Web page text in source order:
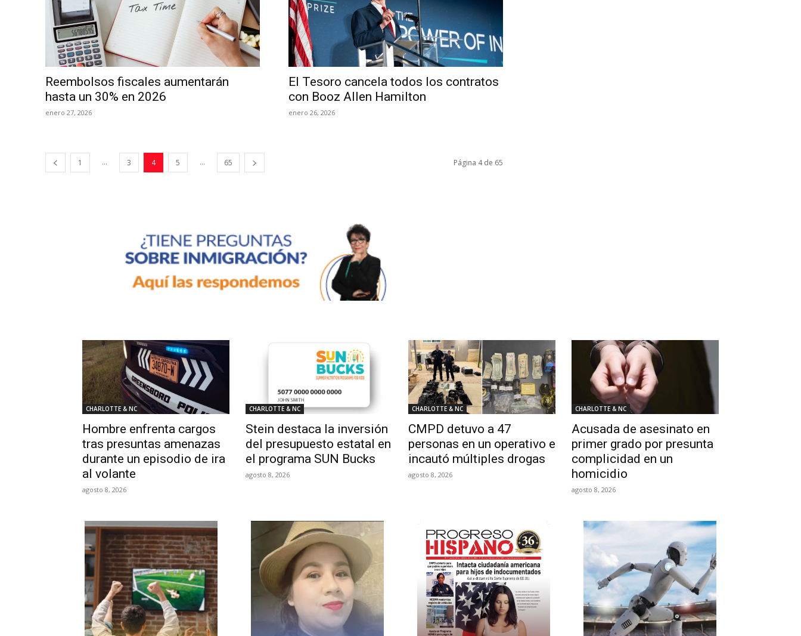
Reembolsos fiscales aumentarán
hasta un 30% en 2026
enero 27, 2026
El Tesoro cancela todos los contratos
con Booz Allen Hamilton
enero 26, 2026
1 ... 3 4 5 ... 65 Página 4 de 65
CHARLOTTE & NC
Hombre enfrenta cargos
tras presuntas amenazas
durante un episodio de ira
al volante
agosto 8, 2026
CHARLOTTE & NC
Stein destaca la inversión
del presupuesto estatal en
el programa SUN Bucks
agosto 8, 2026
CHARLOTTE & NC
CMPD detuvo a 47
personas en un operativo e
incautó múltiples drogas
agosto 8, 2026
CHARLOTTE & NC
Acusada de asesinato en
primer grado por presunta
complicidad en un
homicidio
agosto 8, 2026